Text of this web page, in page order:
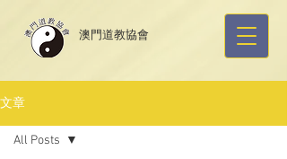
​澳門道教協會
文章
All Posts